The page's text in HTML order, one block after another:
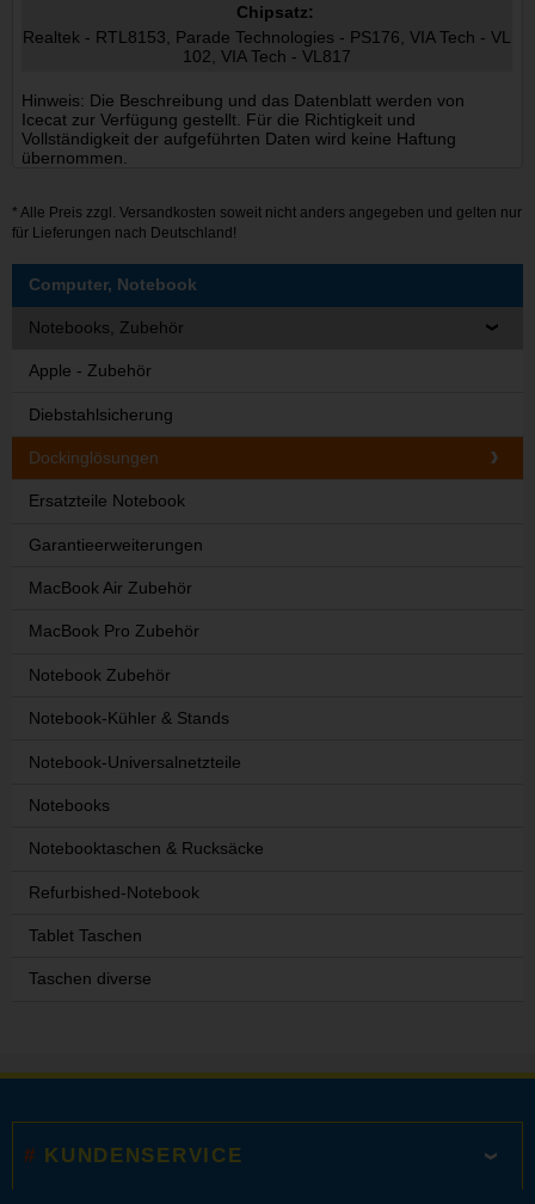
Chipsatz:
Realtek - RTL8153, Parade Technologies - PS176, VIA Tech - VL
102, VIA Tech - VL817
Hinweis: Die Beschreibung und das Datenblatt werden von
Icecat zur Verfügung gestellt. Für die Richtigkeit und
Vollständigkeit der aufgeführten Daten wird keine Haftung
übernommen.
* Alle Preis zzgl. Versandkosten soweit nicht anders angegeben und gelten nur
für Lieferungen nach Deutschland!
Computer, Notebook
Notebooks, Zubehör
Apple - Zubehör
Diebstahlsicherung
Dockinglösungen
Ersatzteile Notebook
Garantieerweiterungen
MacBook Air Zubehör
MacBook Pro Zubehör
Notebook Zubehör
Notebook-Kühler & Stands
Notebook-Universalnetzteile
Notebooks
Notebooktaschen & Rucksäcke
Refurbished-Notebook
Tablet Taschen
Taschen diverse
KUNDENSERVICE